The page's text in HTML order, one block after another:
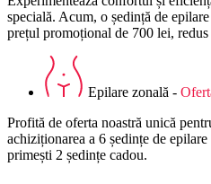
specială. Acum, o ședință de
prețul promoțional de 700 lei,
Epilare zonală -
Profită de oferta noastră unică
achiziționarea a 6 ședințe de
primești 2 ședințe cadou.